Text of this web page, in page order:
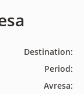
Destination:
Period:
Avresa: